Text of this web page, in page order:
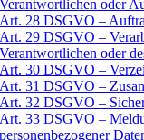
Verantwortlichen oder
Art. 28 DSGVO –
Art. 29 DSGVO –
Verantwortlichen oder
Art. 30 DSGVO –
Art. 31 DSGVO –
Art. 32 DSGVO –
Art. 33 DSGVO –
personenbezogener